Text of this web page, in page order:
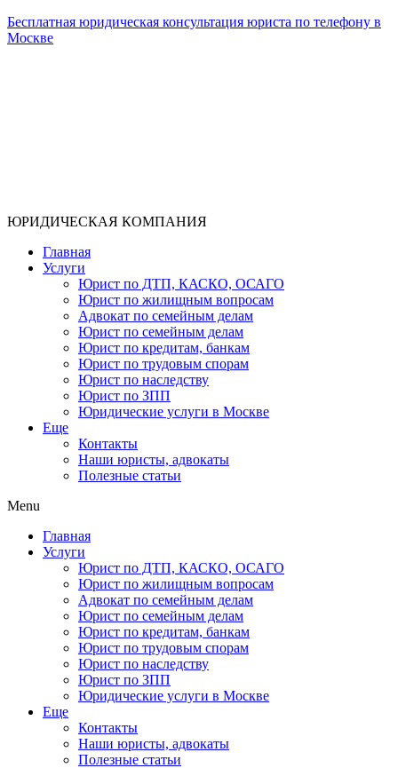
Бесплатная юридическая консультация юриста по телефону в
Москве
ЮРИДИЧЕСКАЯ КОМПАНИЯ
Главная
Услуги
Юрист по ДТП, КАСКО, ОСАГО
Юрист по жилищным вопросам
Адвокат по семейным делам
Юрист по семейным делам
Юрист по кредитам, банкам
Юрист по трудовым спорам
Юрист по наследству
Юрист по ЗПП
Юридические услуги в Москве
Еще
Контакты
Наши юристы, адвокаты
Полезные статьи
Menu
Главная
Услуги
Юрист по ДТП, КАСКО, ОСАГО
Юрист по жилищным вопросам
Адвокат по семейным делам
Юрист по семейным делам
Юрист по кредитам, банкам
Юрист по трудовым спорам
Юрист по наследству
Юрист по ЗПП
Юридические услуги в Москве
Еще
Контакты
Наши юристы, адвокаты
Полезные статьи